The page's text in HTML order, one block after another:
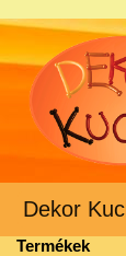
Dekor
Termékek